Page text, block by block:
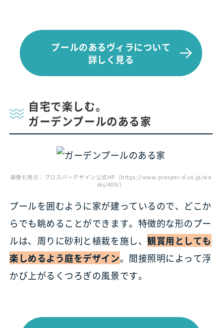
プールのあるヴィラについて
詳しく見る
自宅で楽しむ。
ガーデンプールのある家
画像引用元：プロスパーデザイン公式HP（https://www.prosper-d.co.jp/wo
rks/409/）
プールを囲むように家が建っているので、どこか
らでも眺めることができます。特徴的な形のプー
ルは、周りに砂利と植栽を施し、観賞用としても
楽しめるよう庭をデザイン。間接照明によって浮
かび上がるくつろぎの風景です。